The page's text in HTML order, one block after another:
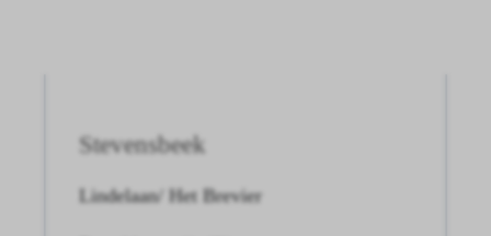
Stevensbeek
Lindelaan/ Het Brevier